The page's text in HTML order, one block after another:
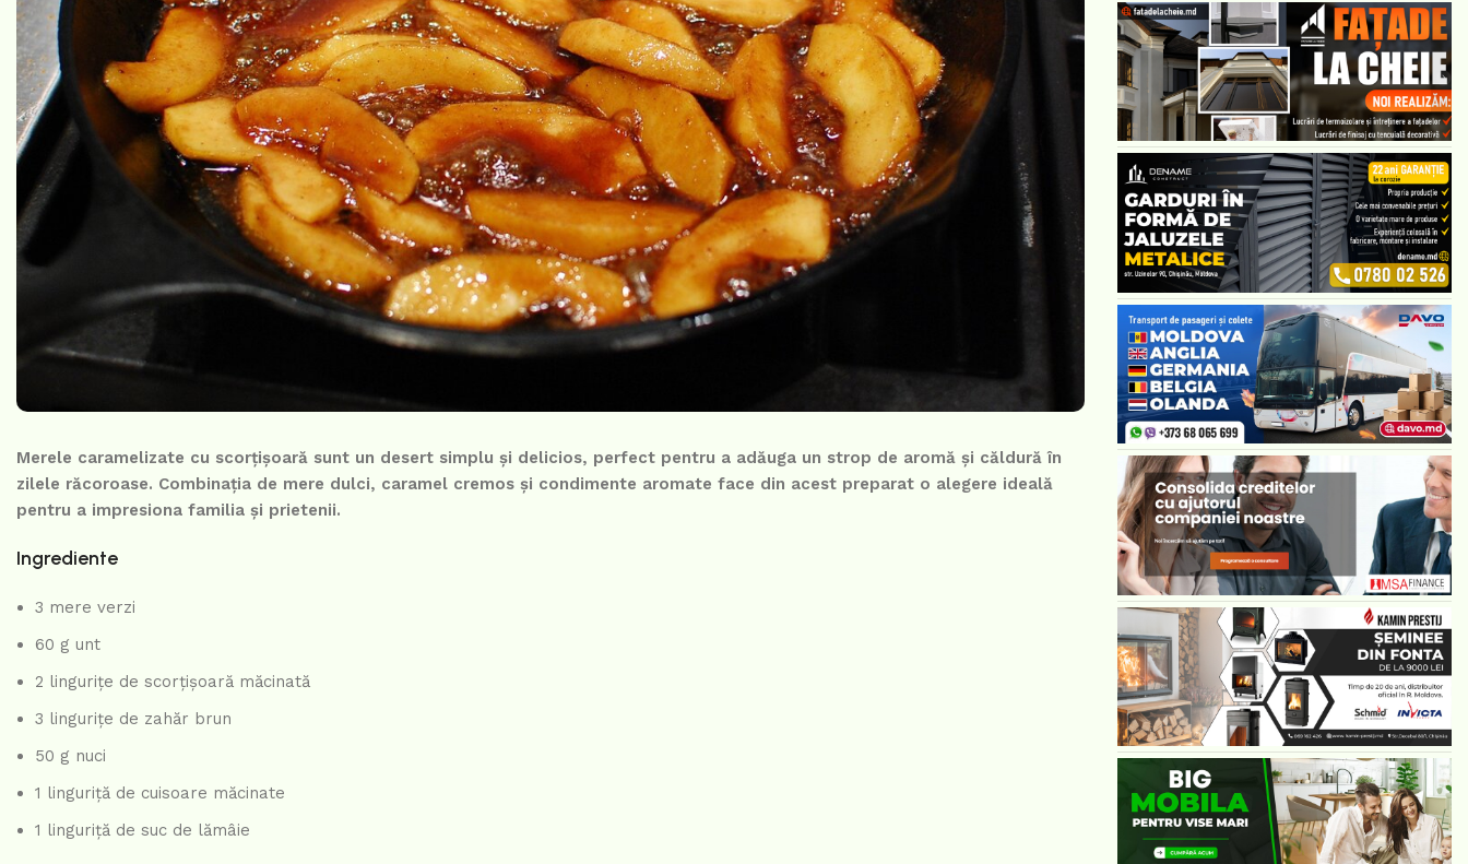
Merele caramelizate cu scorțișoară sunt un desert simplu și delicios, perfect pentru a adăuga un strop de aromă și căldură în
zilele răcoroase. Combinația de mere dulci, caramel cremos și condimente aromate face din acest preparat o alegere ideală
pentru a impresiona familia și prietenii.
Ingrediente
3 mere verzi
60 g unt
2 lingurițe de scorțișoară măcinată
3 lingurițe de zahăr brun
50 g nuci
1 linguriță de cuisoare măcinate
1 linguriță de suc de lămâie